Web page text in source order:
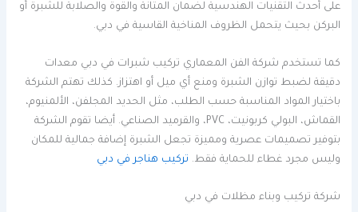
على أحدث التقنيات الهندسية لضمان المتانة والقوة والصلابة للشبرة أو
البركن بحيث يتحمل الظروف المناخية القاسية في دبي.
كما تستخدم شركة الفن المعماري تركيب شبرات في دبي معدات
دقيقة لضبط توازن الشبرة ومنع أي ميل أو اهتزاز. كذلك تهتم الشركة
باختيار المواد المناسبة حسب الطلب، مثل الحديد المجلفن، الألمنيوم،
القماش، البولي كربونيت، PVC، والقرميد الصناعي. أيضا تقوم الشركة
بتوفير تصميمات عصرية ومميزة تجعل الشبرة إضافة جمالية للمكان
وليس مجرد غطاء للحماية فقط. تركيب هناجر في دبي
شركة تركيب وبناء مظلات في دبي